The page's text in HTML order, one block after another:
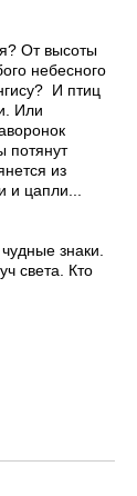
От высоты
небесного
И птиц
Или
потянут
из
цапли...
знаки.
света. Кто